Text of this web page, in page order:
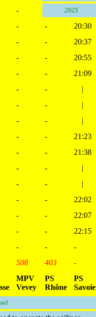
- 2025
- - 20:30
- - 20:37
- - 20:55
- - 21:09
- - |
- - |
- - |
- - 21:23
- - 21:38
- - |
- - |
- - 22:02
- - 22:07
- - 22:15
- - -
508 403 -
MPV
Vevey
PS
Rhône
PS
Savoie